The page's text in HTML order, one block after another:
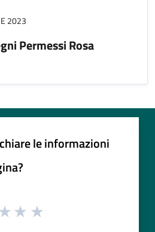
2023
Permessi Rosa
le informazioni